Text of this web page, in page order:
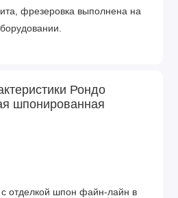
фрезеровка выполнена на
Рондо
шпонированная
отделкой шпон файн-лайн в